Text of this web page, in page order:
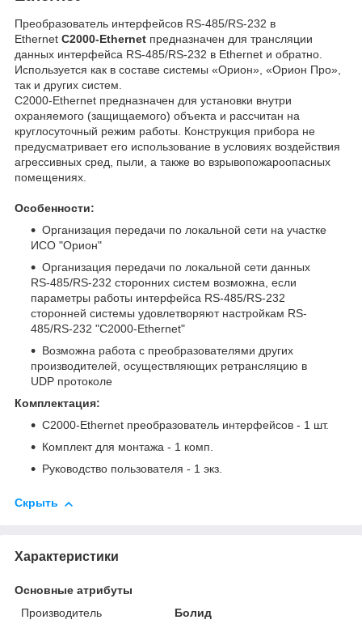
Преобразователь интерфейсов RS-485/RS-232 в
Ethernet C2000-Ethernet предназначен для трансляции
данных интерфейса RS-485/RS-232 в Ethernet и обратно.
Используется как в составе системы «Орион», «Орион Про»,
так и других систем.
C2000-Ethernet предназначен для установки внутри
охраняемого (защищаемого) объекта и рассчитан на
круглосуточный режим работы. Конструкция прибора не
предусматривает его использование в условиях воздействия
агрессивных сред, пыли, а также во взрывопожароопасных
помещениях.
Особенности:
Организация передачи по локальной сети на участке
ИСО "Орион"
Организация передачи по локальной сети данных
RS-485/RS-232 сторонних систем возможна, если
параметры работы интерфейса RS-485/RS-232
сторонней системы удовлетворяют настройкам RS-
485/RS-232 "С2000-Ethernet"
Возможна работа с преобразователями других
производителей, осуществляющих ретрансляцию в
UDP протоколе
Комплектация:
C2000-Ethernet преобразователь интерфейсов - 1 шт.
Комплект для монтажа - 1 комп.
Руководство пользователя - 1 экз.
Скрыть
Характеристики
Основные атрибуты
Производитель
Болид